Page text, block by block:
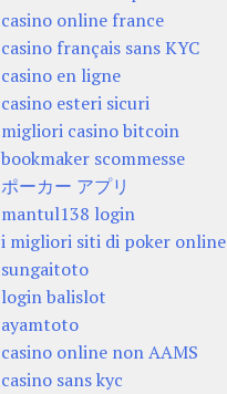
casino online france
casino français sans KYC
casino en ligne
casino esteri sicuri
migliori casino bitcoin
bookmaker scommesse
ポーカー アプリ
mantul138 login
i migliori siti di poker online
sungaitoto
login balislot
ayamtoto
casino online non AAMS
casino sans kyc